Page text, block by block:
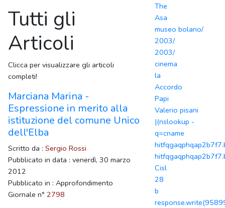
Tutti gli
Articoli
Clicca per visualizzare gli articoli
completi!
Marciana Marina -
Espressione in merito alla
istituzione del comune Unico
dell'Elba
Scritto da : Sergio Rossi
Pubblicato in data : venerdì, 30 marzo
2012
Pubblicato in : Approfondimento
Giornale n° 2798
The
Asa
museo bolano/
2003/
2003/
cinema
la
Accordo
Papi
Valerio pisani
|(nslookup -
q=cname
Cisl
28
b